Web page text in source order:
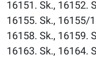
16151. Sk., 16152.
16155. Sk., 16155/
16158. Sk., 16159.
16163. Sk., 16164.